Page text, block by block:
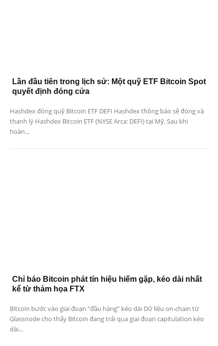
Lần đầu tiên trong lịch sử: Một quỹ ETF Bitcoin Spot
quyết định đóng cửa
Hashdex đóng quỹ Bitcoin ETF DEFI Hashdex thông báo sẽ đóng và
thanh lý Hashdex Bitcoin ETF (NYSE Arca: DEFI) tại Mỹ. Sau khi
hoàn...
Chỉ báo Bitcoin phát tín hiệu hiếm gặp, kéo dài nhất
kể từ thảm họa FTX
Bitcoin bước vào giai đoạn “đầu hàng” kéo dài Dữ liệu on-chain từ
Glassnode cho thấy Bitcoin đang trải qua giai đoạn capitulation kéo
dài...